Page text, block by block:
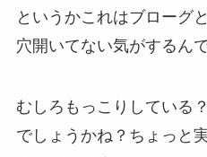
というかこれはブローグ
穴開いてない気がするん
むしろもっこりしている
でしょうかね？ちょっと